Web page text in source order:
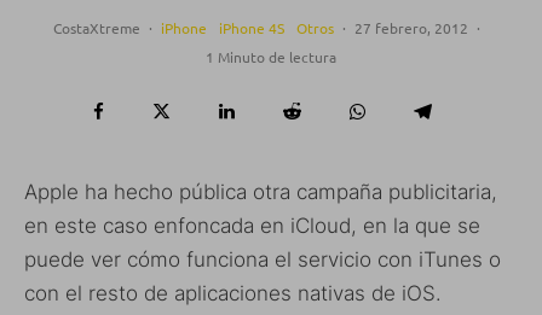
CostaXtreme · iPhone iPhone 4S Otros · 27 febrero, 2012 ·
1 Minuto de lectura
Apple ha hecho pública otra campaña publicitaria,
en este caso enfoncada en iCloud, en la que se
puede ver cómo funciona el servicio con iTunes o
con el resto de aplicaciones nativas de iOS.